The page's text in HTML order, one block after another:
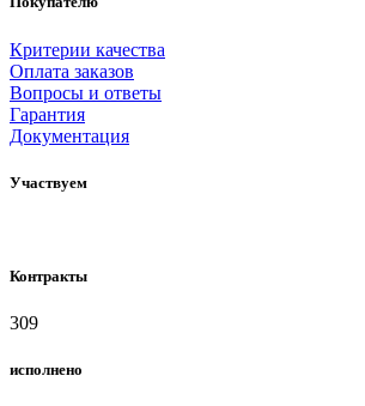
Критерии качества
Оплата заказов
Вопросы и ответы
Гарантия
Документация
Участвуем
Контракты
309
исполнено